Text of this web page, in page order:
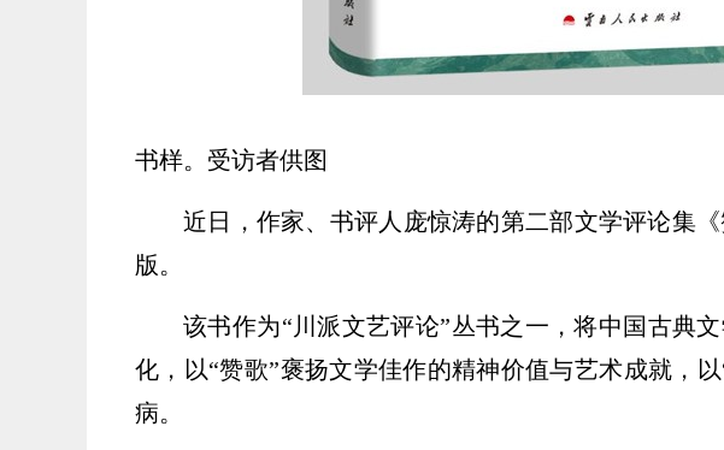
书样。受访者供图
近日，作家、书评人庞惊涛的第二部文学评论集
版。
该书作为“川派文艺评论”丛书之一，将中国古典
化，以“赞歌”褒扬文学佳作的精神价值与艺术成就，
病。